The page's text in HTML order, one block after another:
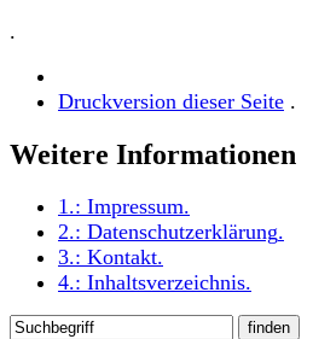
.
Druckversion dieser Seite .
Weitere Informationen
1.: Impressum.
2.: Datenschutzerklärung.
3.: Kontakt.
4.: Inhaltsverzeichnis.